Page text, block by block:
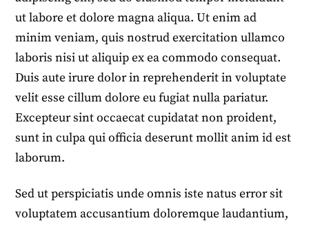
ut labore et dolore magna aliqua. Ut enim ad
minim veniam, quis nostrud exercitation ullamco
laboris nisi ut aliquip ex ea commodo consequat.
Duis aute irure dolor in reprehenderit in voluptate
velit esse cillum dolore eu fugiat nulla pariatur.
Excepteur sint occaecat cupidatat non proident,
sunt in culpa qui officia deserunt mollit anim id est
laborum.
Sed ut perspiciatis unde omnis iste natus error sit
voluptatem accusantium doloremque laudantium,